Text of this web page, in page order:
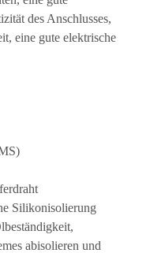
des Anschlusses,
eine gute elektrische
Silikonisolierung
abisolieren und